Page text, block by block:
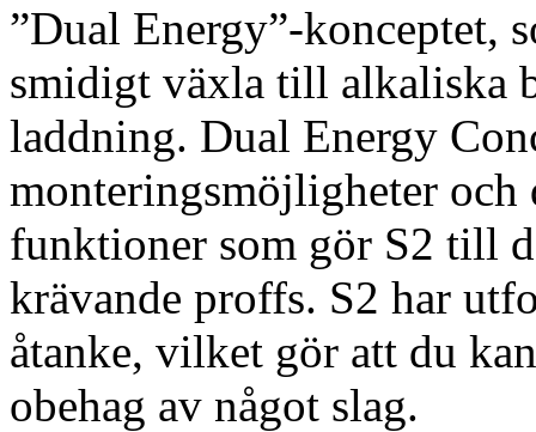
”Dual Energy”-konceptet,
smidigt växla till alkaliska
laddning. Dual Energy
monteringsmöjligheter och
funktioner som gör S2 till
krävande proffs. S2 har
åtanke, vilket gör att du
obehag av något slag.